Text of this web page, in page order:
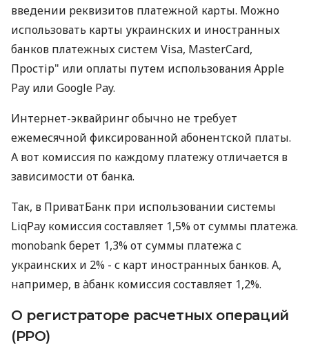
введении реквизитов платежной карты. Можно
использовать карты украинских и иностранных
банков платежных систем Visa, MasterCard,
Простір" или оплаты путем использования Apple
Pay или Google Pay.
Интернет-эквайринг обычно не требует
ежемесячной фиксированной абонентской платы.
А вот комиссия по каждому платежу отличается в
зависимости от банка.
Так, в ПриватБанк при использовании системы
LiqPay комиссия составляет 1,5% от суммы платежа.
monobank берет 1,3% от суммы платежа с
украинских и 2% - с карт иностранных банков. А,
например, в àбанк комиссия составляет 1,2%.
О регистраторе расчетных операций
(РРО)